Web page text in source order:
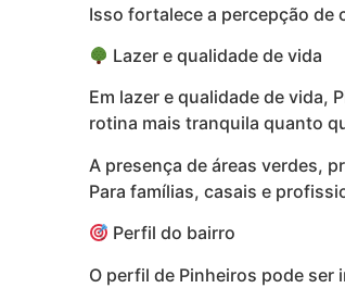
Isso fortalece a percepção de
Lazer e qualidade de vida
Em lazer e qualidade de vida,
rotina mais tranquila quanto
A presença de áreas verdes,
Para famílias, casais e
Perfil do bairro
O perfil de Pinheiros pode